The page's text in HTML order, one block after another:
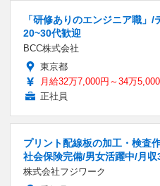
「研修ありのエンジニア職」
20~30代歓迎
BCC株式会社
東京都
月給32万7,000円～34万
正社員
プリント配線板の加工・検査
社会保険完備/男女活躍中/月
株式会社フジワーク